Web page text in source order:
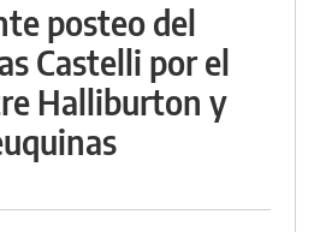
posteo del
Castelli por el
Halliburton y